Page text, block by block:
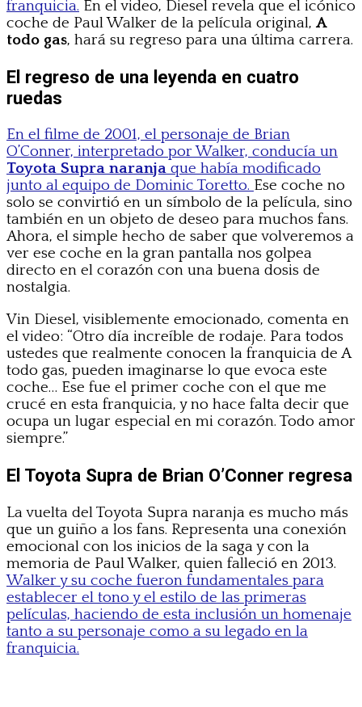
franquicia. En el video, Diesel revela que el icónico
coche de Paul Walker de la película original, A
todo gas, hará su regreso para una última carrera.
El regreso de una leyenda en cuatro
ruedas
En el filme de 2001, el personaje de Brian
O’Conner, interpretado por Walker, conducía un
Toyota Supra naranja que había modificado
junto al equipo de Dominic Toretto. Ese coche no
solo se convirtió en un símbolo de la película, sino
también en un objeto de deseo para muchos fans.
Ahora, el simple hecho de saber que volveremos a
ver ese coche en la gran pantalla nos golpea
directo en el corazón con una buena dosis de
nostalgia.
Vin Diesel, visiblemente emocionado, comenta en
el video: “Otro día increíble de rodaje. Para todos
ustedes que realmente conocen la franquicia de A
todo gas, pueden imaginarse lo que evoca este
coche… Ese fue el primer coche con el que me
crucé en esta franquicia, y no hace falta decir que
ocupa un lugar especial en mi corazón. Todo amor
siempre.”
El Toyota Supra de Brian O’Conner regresa
La vuelta del Toyota Supra naranja es mucho más
que un guiño a los fans. Representa una conexión
emocional con los inicios de la saga y con la
memoria de Paul Walker, quien falleció en 2013.
Walker y su coche fueron fundamentales para
establecer el tono y el estilo de las primeras
películas, haciendo de esta inclusión un homenaje
tanto a su personaje como a su legado en la
franquicia.